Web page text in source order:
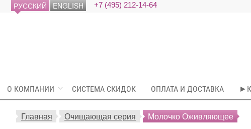
РУССКИЙ ENGLISH +7 (495) 212-14-64
О КОМПАНИИ СИСТЕМА СКИДОК ОПЛАТА И ДОСТАВКА
Главная Очищающая серия Молочко Оживляющее